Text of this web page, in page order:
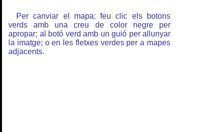
Per canviar el mapa: feu clic els botons
verds amb una creu de color negre per
apropar; al botó verd amb un guió per allunyar
la imatge; o en les fletxes verdes per a mapes
adjacents.